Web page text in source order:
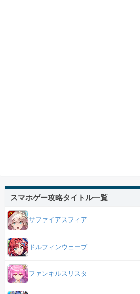
スマホゲー攻略タイトル一覧
サファイアスフィア
ドルフィンウェーブ
ファンキルスリスタ